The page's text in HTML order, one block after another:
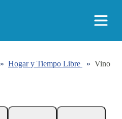
» Hogar y Tiempo Libre » Vino